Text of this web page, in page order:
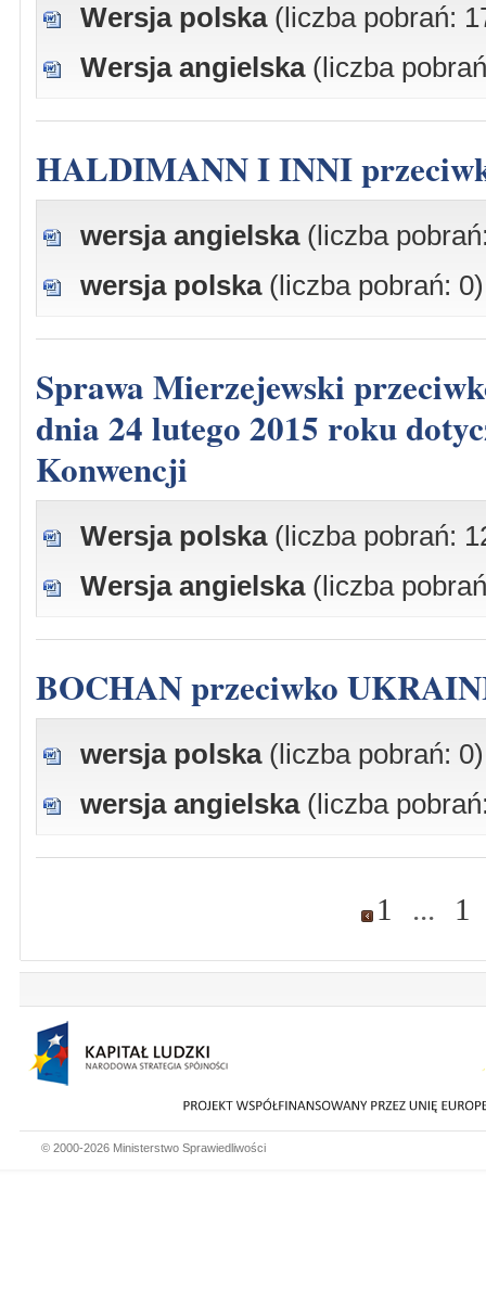
Wersja polska (liczba pobrań:
Wersja angielska (liczba
HALDIMANN I INNI
wersja angielska (liczba
wersja polska (liczba pobrań: 0)
Sprawa Mierzejewski przeciwko Polsce, skarga nr 15612/13, wyrok z
dnia 24 lutego 2015 roku
Konwencji
Wersja polska (liczba pobrań:
Wersja angielska (liczba
BOCHAN przeciwko
wersja polska (liczba pobrań: 0)
wersja angielska (liczba
1 ... 1
© 2000-2026 Ministerstwo Sprawiedliwości